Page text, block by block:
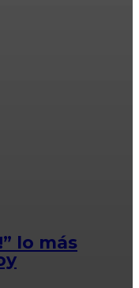
lo más